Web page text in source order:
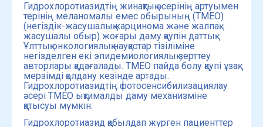
Гидрохлоротиазидтің жинақтық әсерінің артуымен
терінің меланомалы емес обырының (ТМЕО)
(негіздік-жасушалық карцинома және жалпақ
жасушалы обыр) жоғары даму қаупін даттық
Ұлттық онкологиялық науқастар тізіліміне
негізделген екі эпидемиологиялық зерттеу
авторлары қадағалады. ТМЕО пайда болу қаупі ұзақ
мерзімді қолдану кезінде артады.
Гидрохлоротиазидтің фотосенсибилизациялау
әсері ТМЕО ықтималды даму механизміне
қатысуы мүмкін.
Гидрохлоротиазид қабылдап жүрген пациенттер